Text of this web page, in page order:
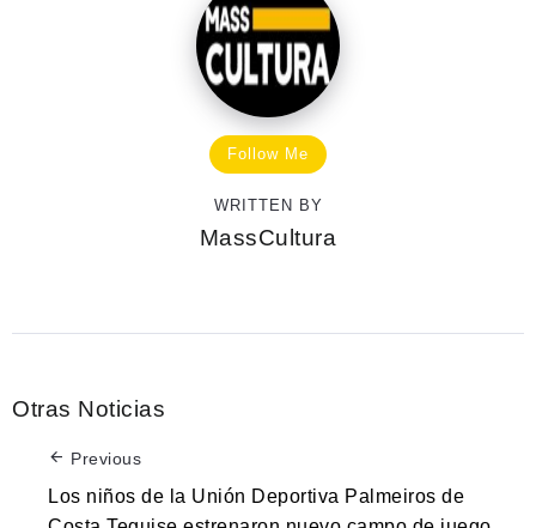
Follow Me
WRITTEN BY
MassCultura
Otras Noticias
Previous
Los niños de la Unión Deportiva Palmeiros de